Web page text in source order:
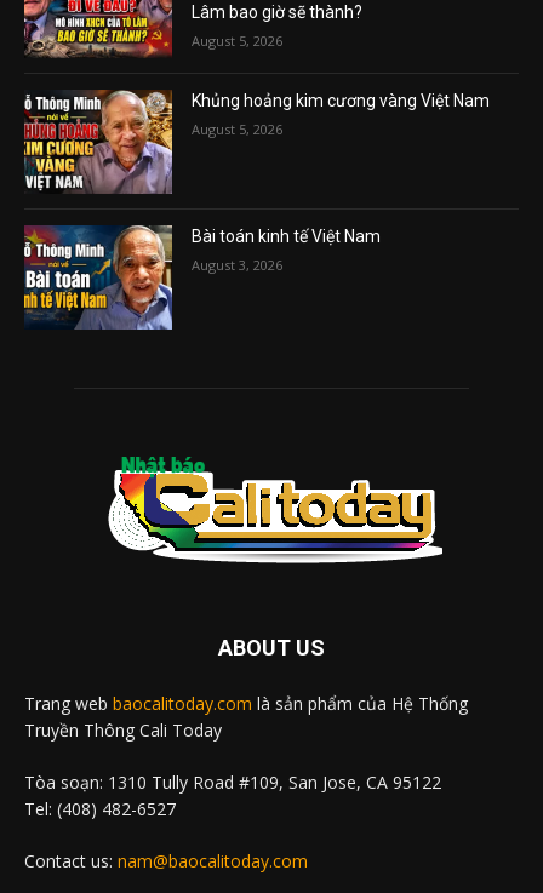
Lâm bao giờ sẽ thành?
August 5, 2026
Khủng hoảng kim cương vàng Việt Nam
August 5, 2026
Bài toán kinh tế Việt Nam
August 3, 2026
ABOUT US
Trang web baocalitoday.com là sản phẩm của Hệ Thống
Truyền Thông Cali Today
Tòa soạn: 1310 Tully Road #109, San Jose, CA 95122
Tel: (408) 482-6527
Contact us: nam@baocalitoday.com